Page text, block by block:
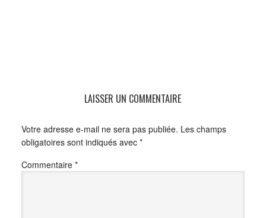
LAISSER UN COMMENTAIRE
Votre adresse e-mail ne sera pas publiée. Les champs
obligatoires sont indiqués avec *
Commentaire *